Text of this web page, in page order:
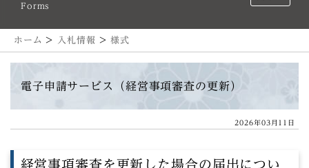
Forms
ホーム > 入札情報 >様式
電子申請サービス（経営事項審査の更新）
2026年03月11日
経営事項審査を更新した場合の届出につい